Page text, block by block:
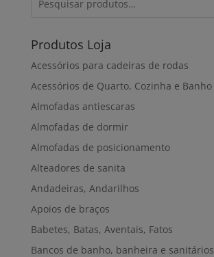
Produtos Loja
Acessórios para cadeiras de rodas
Acessórios de Quarto, Cozinha e Banho
Almofadas antiescaras
Almofadas de dormir
Almofadas de posicionamento
Alteadores de sanita
Andadeiras, Andarilhos
Apoios de braços
Babetes, Batas, Aventais, Fatos
Bancos de banho, banheira e sanitários